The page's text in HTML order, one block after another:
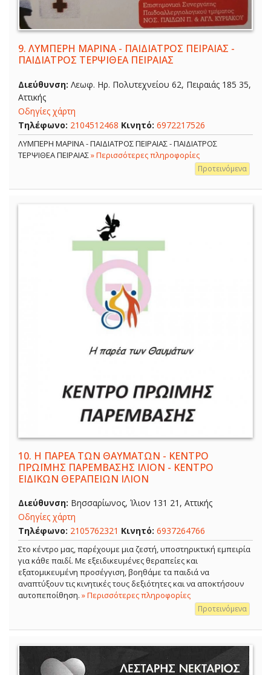
9. ΛΥΜΠΕΡΗ ΜΑΡΙΝΑ - ΠΑΙΔΙΑΤΡΟΣ ΠΕΙΡΑΙΑΣ -
ΠΑΙΔΙΑΤΡΟΣ ΤΕΡΨΙΘΕΑ ΠΕΙΡΑΙΑΣ
Διεύθυνση: Λεωφ. Ηρ. Πολυτεχνείου 62, Πειραιάς 185 35,
Αττικής
Οδηγίες χάρτη
Τηλέφωνο: 2104512468 Κινητό: 6972217526
ΛΥΜΠΕΡΗ ΜΑΡΙΝΑ - ΠΑΙΔΙΑΤΡΟΣ ΠΕΙΡΑΙΑΣ - ΠΑΙΔΙΑΤΡΟΣ
ΤΕΡΨΙΘΕΑ ΠΕΙΡΑΙΑΣ» Περισσότερες πληροφορίες
Προτεινόμενα
10. Η ΠΑΡΕΑ ΤΩΝ ΘΑΥΜΑΤΩΝ - ΚΕΝΤΡΟ
ΠΡΩΪΜΗΣ ΠΑΡΕΜΒΑΣΗΣ ΙΛΙΟΝ - ΚΕΝΤΡΟ
ΕΙΔΙΚΩΝ ΘΕΡΑΠΕΙΩΝ ΙΛΙΟΝ
Διεύθυνση: Βησσαρίωνος, Ίλιον 131 21, Αττικής
Οδηγίες χάρτη
Τηλέφωνο: 2105762321 Κινητό: 6937264766
Στο κέντρο μας, παρέχουμε μια ζεστή, υποστηρικτική εμπειρία
για κάθε παιδί. Με εξειδικευμένες θεραπείες και
εξατομικευμένη προσέγγιση, βοηθάμε τα παιδιά να
αναπτύξουν τις κινητικές τους δεξιότητες και να αποκτήσουν
αυτοπεποίθηση. » Περισσότερες πληροφορίες
Προτεινόμενα